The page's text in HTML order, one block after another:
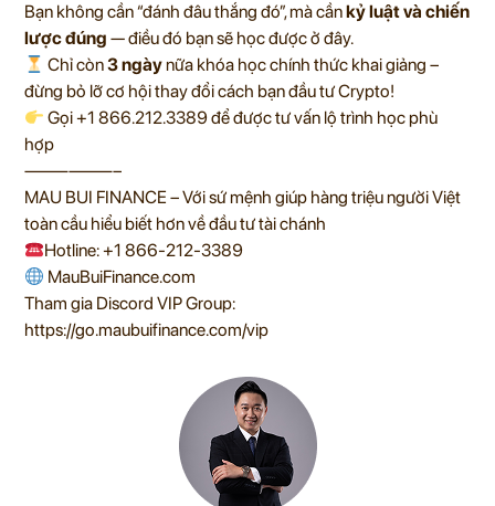
Bạn không cần “đánh đâu thắng đó”, mà cầnkỷ luật và chiến
lược đúng — điều đó bạn sẽ học được ở đây.
Chỉ còn3 ngàynữa khóa học chính thức khai giảng –
đừng bỏ lỡ cơ hội thay đổi cách bạn đầu tư Crypto!
Gọi +1 866.212.3389 để được tư vấn lộ trình học phù
hợp
——————–
MAU BUI FINANCE – Với sứ mệnh giúp hàng triệu người Việt
toàn cầu hiểu biết hơn về đầu tư tài chánh
Hotline: +1 866-212-3389
MauBuiFinance.com
Tham gia Discord VIP Group:
https://go.maubuifinance.com/vip